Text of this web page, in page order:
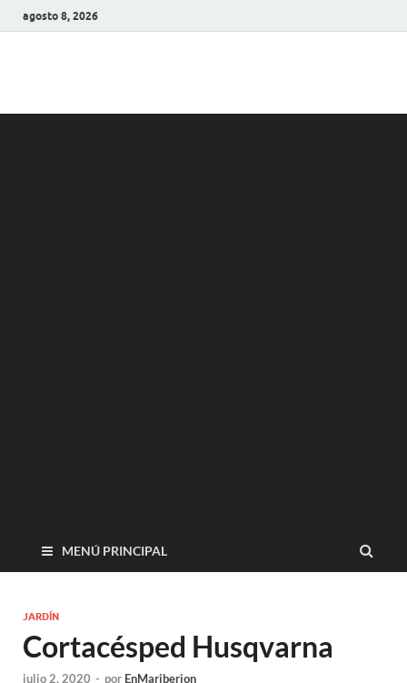
agosto 8, 2026
MENÚ PRINCIPAL
JARDÍN
Cortacésped Husqvarna
julio 2, 2020 - por EnMariberion